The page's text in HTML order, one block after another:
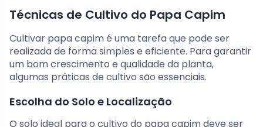
Técnicas de Cultivo do Papa Capim
Cultivar papa capim é uma tarefa que pode ser
realizada de forma simples e eficiente. Para garantir
um bom crescimento e qualidade da planta,
algumas práticas de cultivo são essenciais.
Escolha do Solo e Localização
O solo ideal para o cultivo do papa capim deve ser